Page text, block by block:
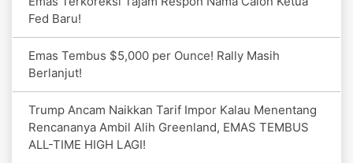
Fed Baru!
Emas Tembus $5,000 per Ounce! Rally Masih
Berlanjut!
Trump Ancam Naikkan Tarif Impor Kalau Menentang
Rencananya Ambil Alih Greenland, EMAS TEMBUS
ALL-TIME HIGH LAGI!